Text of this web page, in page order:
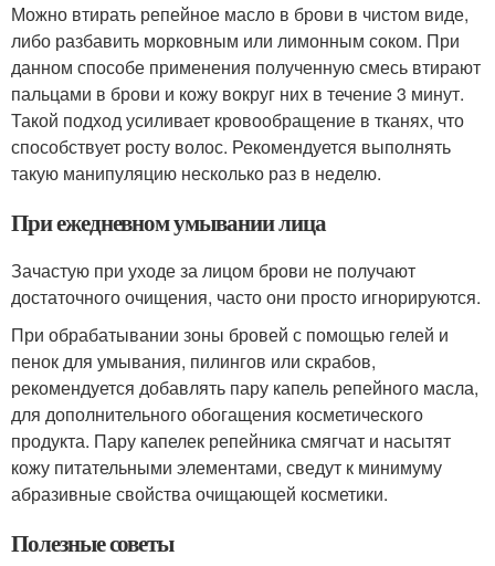
Можно втирать репейное масло в брови в чистом виде,
либо разбавить морковным или лимонным соком. При
данном способе применения полученную смесь втирают
пальцами в брови и кожу вокруг них в течение 3 минут.
Такой подход усиливает кровообращение в тканях, что
способствует росту волос. Рекомендуется выполнять
такую манипуляцию несколько раз в неделю.
При ежедневном умывании лица
Зачастую при уходе за лицом брови не получают
достаточного очищения, часто они просто игнорируются.
При обрабатывании зоны бровей с помощью гелей и
пенок для умывания, пилингов или скрабов,
рекомендуется добавлять пару капель репейного масла,
для дополнительного обогащения косметического
продукта. Пару капелек репейника смягчат и насытят
кожу питательными элементами, сведут к минимуму
абразивные свойства очищающей косметики.
Полезные советы